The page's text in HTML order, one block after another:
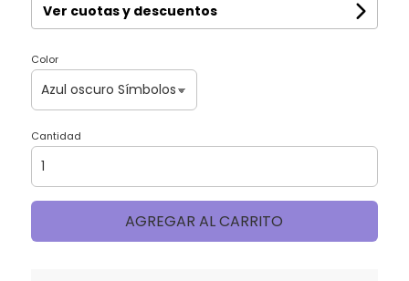
Ver cuotas y descuentos
Color
Cantidad
AGREGAR AL CARRITO